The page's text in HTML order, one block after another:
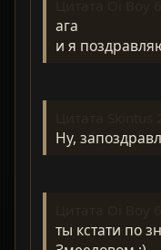
ага
и я
Ну,
ты кстати по